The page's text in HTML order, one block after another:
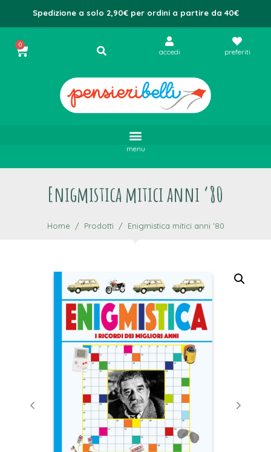
Spedizione a solo 2,90€ per ordini a partire da 40€
0
accedi preferiti
menu
Enigmistica mitici anni ’80
Home Prodotti Enigmistica mitici anni '80